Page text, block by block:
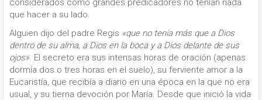
considerados como grandes predicadores no tenían nada
que hacer a su lado.
Alguien dijo del padre Regis «que no tenía más que a Dios
dentro de su alma, a Dios en la boca y a Dios delante de sus
ojos» . El secreto era sus intensas horas de oración (apenas
dormía dos o tres horas en el suelo), su ferviente amor a la
Eucaristía, que recibía a diario en una época en la que no era
usual, y su tierna devoción por María. Desde que inició la vida